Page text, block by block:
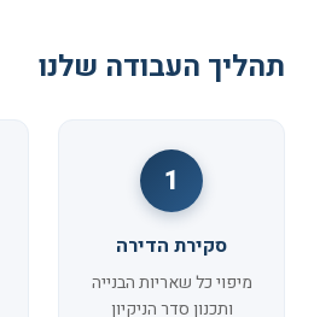
תהליך העבודה שלנו
1
סקירת הדירה
מיפוי כל שאריות הבנייה
ותכנון סדר הניקיון